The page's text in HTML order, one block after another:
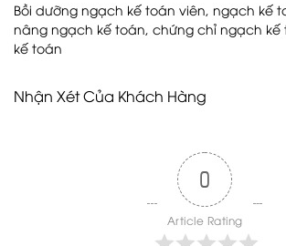
Bồi dưỡng ngạch kế toán viên, ngạch kế
nâng ngạch kế toán, chứng chỉ ngạch kế
kế toán
Nhận Xét Của Khách Hàng
0
Article Rating